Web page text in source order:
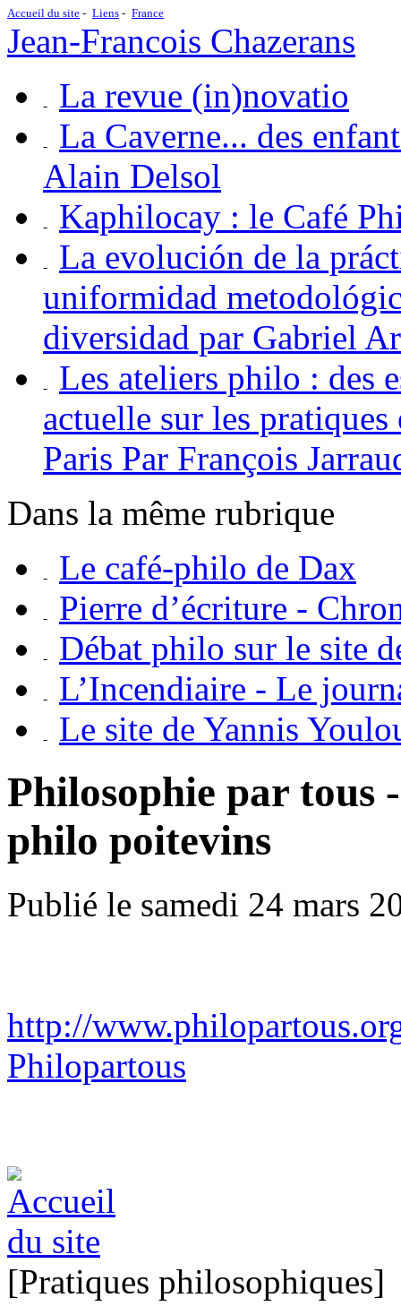
Accueil du site Liens France
Jean-Francois Chazerans
La revue (in)novatio
La Caverne... des
Alain Delsol
Kaphilocay : le Café
La evolución de la
uniformidad
diversidad par Gabriel
Les ateliers philo : des
actuelle sur les
Paris Par François
Dans la même rubrique
Le café-philo de Dax
Pierre d’écriture -
Débat philo sur le site
L’Incendiaire - Le
Le site de Yannis
Philosophie par tous
philo poitevins
Publié le samedi 24 mars
http://
Philopartous
[Pratiques philosophiques]